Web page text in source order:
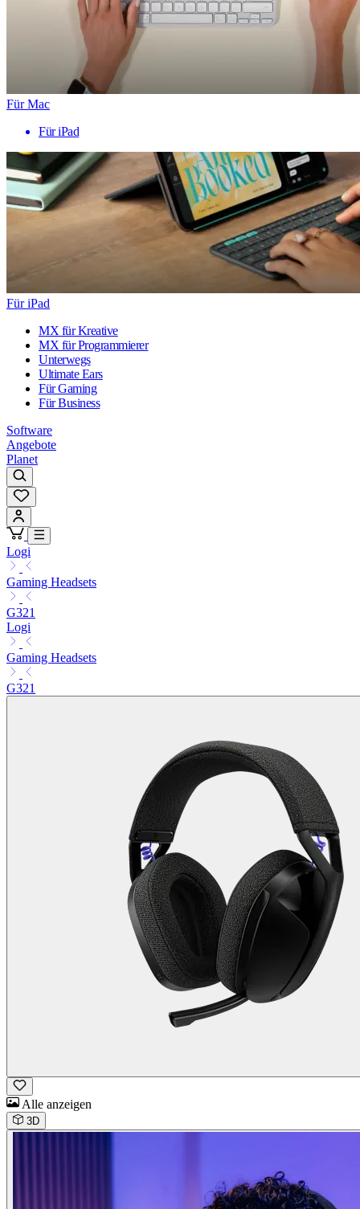
Für Mac
Für iPad
Für iPad
MX für Kreative
MX für Programmierer
Unterwegs
Ultimate Ears
Für Gaming
Für Business
Software
Angebote
Planet
Logi
Gaming Headsets
G321
Logi
Gaming Headsets
G321
Alle anzeigen
3D